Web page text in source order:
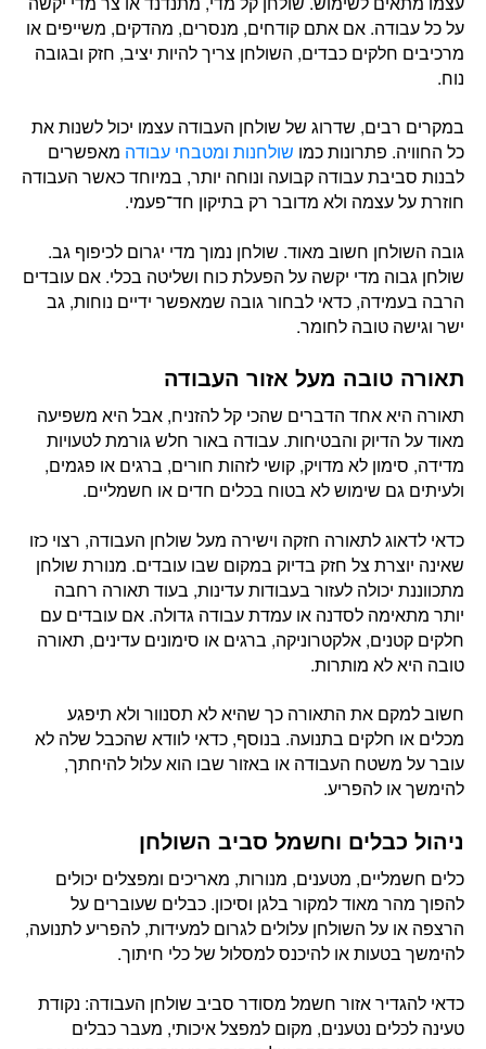
על כל עבודה. אם אתם קודחים, מנסרים, מהדקים, משייפים או
מרכיבים חלקים כבדים, השולחן צריך להיות יציב, חזק ובגובה
נוח.
במקרים רבים, שדרוג של שולחן העבודה עצמו יכול לשנות את
כל החוויה. פתרונות כמו שולחנות ומטבחי עבודה מאפשרים
לבנות סביבת עבודה קבועה ונוחה יותר, במיוחד כאשר העבודה
חוזרת על עצמה ולא מדובר רק בתיקון חד־פעמי.
גובה השולחן חשוב מאוד. שולחן נמוך מדי יגרום לכיפוף גב.
שולחן גבוה מדי יקשה על הפעלת כוח ושליטה בכלי. אם עובדים
הרבה בעמידה, כדאי לבחור גובה שמאפשר ידיים נוחות, גב
ישר וגישה טובה לחומר.
תאורה טובה מעל אזור העבודה
תאורה היא אחד הדברים שהכי קל להזניח, אבל היא משפיעה
מאוד על הדיוק והבטיחות. עבודה באור חלש גורמת לטעויות
מדידה, סימון לא מדויק, קושי לזהות חורים, ברגים או פגמים,
ולעיתים גם שימוש לא בטוח בכלים חדים או חשמליים.
כדאי לדאוג לתאורה חזקה וישירה מעל שולחן העבודה, רצוי כזו
שאינה יוצרת צל חזק בדיוק במקום שבו עובדים. מנורת שולחן
מתכווננת יכולה לעזור בעבודות עדינות, בעוד תאורה רחבה
יותר מתאימה לסדנה או עמדת עבודה גדולה. אם עובדים עם
חלקים קטנים, אלקטרוניקה, ברגים או סימונים עדינים, תאורה
טובה היא לא מותרות.
חשוב למקם את התאורה כך שהיא לא תסנוור ולא תיפגע
מכלים או חלקים בתנועה. בנוסף, כדאי לוודא שהכבל שלה לא
עובר על משטח העבודה או באזור שבו הוא עלול להיחתך,
להימשך או להפריע.
ניהול כבלים וחשמל סביב השולחן
כלים חשמליים, מטענים, מנורות, מאריכים ומפצלים יכולים
להפוך מהר מאוד למקור בלגן וסיכון. כבלים שעוברים על
הרצפה או על השולחן עלולים לגרום למעידות, להפריע לתנועה,
להימשך בטעות או להיכנס למסלול של כלי חיתוך.
כדאי להגדיר אזור חשמל מסודר סביב שולחן העבודה: נקודת
טעינה לכלים נטענים, מקום למפצל איכותי, מעבר כבלים